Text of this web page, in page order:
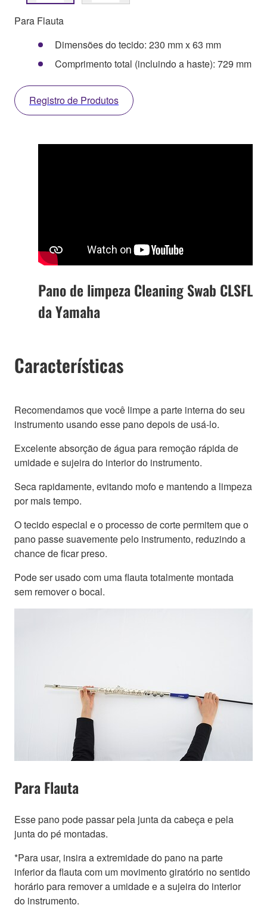
Para Flauta
Dimensões do tecido: 230 mm x 63 mm
Comprimento total (incluindo a haste): 729 mm
Registro de Produtos
Pano de limpeza Cleaning Swab CLSFL
da Yamaha
Características
Recomendamos que você limpe a parte interna do seu
instrumento usando esse pano depois de usá-lo.
Excelente absorção de água para remoção rápida de
umidade e sujeira do interior do instrumento.
Seca rapidamente, evitando mofo e mantendo a limpeza
por mais tempo.
O tecido especial e o processo de corte permitem que o
pano passe suavemente pelo instrumento, reduzindo a
chance de ficar preso.
Pode ser usado com uma flauta totalmente montada
sem remover o bocal.
Para Flauta
Esse pano pode passar pela junta da cabeça e pela
junta do pé montadas.
*Para usar, insira a extremidade do pano na parte
inferior da flauta com um movimento giratório no sentido
horário para remover a umidade e a sujeira do interior
do instrumento.